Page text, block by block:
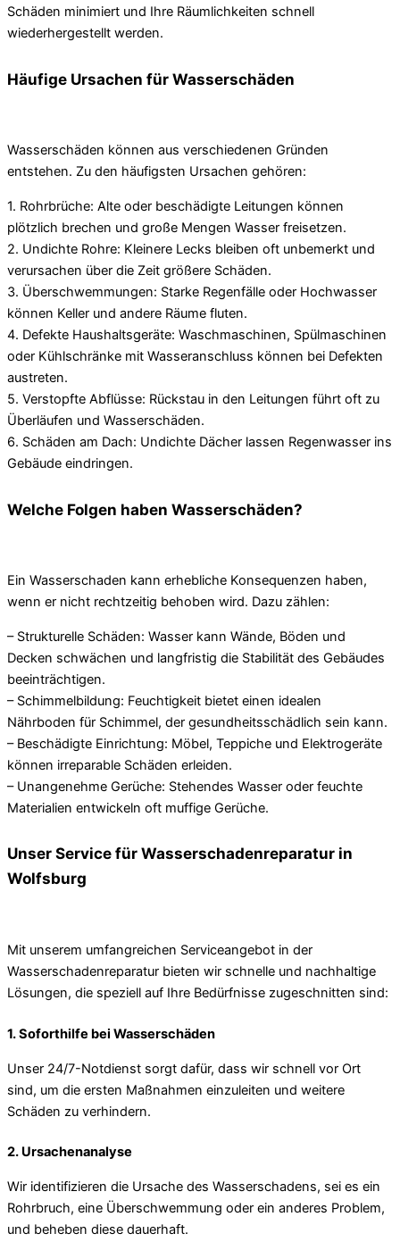
Schäden minimiert und Ihre Räumlichkeiten schnell
wiederhergestellt werden.
Häufige Ursachen für Wasserschäden
Wasserschäden können aus verschiedenen Gründen
entstehen. Zu den häufigsten Ursachen gehören:
1. Rohrbrüche: Alte oder beschädigte Leitungen können
plötzlich brechen und große Mengen Wasser freisetzen.
2. Undichte Rohre: Kleinere Lecks bleiben oft unbemerkt und
verursachen über die Zeit größere Schäden.
3. Überschwemmungen: Starke Regenfälle oder Hochwasser
können Keller und andere Räume fluten.
4. Defekte Haushaltsgeräte: Waschmaschinen, Spülmaschinen
oder Kühlschränke mit Wasseranschluss können bei Defekten
austreten.
5. Verstopfte Abflüsse: Rückstau in den Leitungen führt oft zu
Überläufen und Wasserschäden.
6. Schäden am Dach: Undichte Dächer lassen Regenwasser ins
Gebäude eindringen.
Welche Folgen haben Wasserschäden?
Ein Wasserschaden kann erhebliche Konsequenzen haben,
wenn er nicht rechtzeitig behoben wird. Dazu zählen:
– Strukturelle Schäden: Wasser kann Wände, Böden und
Decken schwächen und langfristig die Stabilität des Gebäudes
beeinträchtigen.
– Schimmelbildung: Feuchtigkeit bietet einen idealen
Nährboden für Schimmel, der gesundheitsschädlich sein kann.
– Beschädigte Einrichtung: Möbel, Teppiche und Elektrogeräte
können irreparable Schäden erleiden.
– Unangenehme Gerüche: Stehendes Wasser oder feuchte
Materialien entwickeln oft muffige Gerüche.
Unser Service für Wasserschadenreparatur in
Wolfsburg
Mit unserem umfangreichen Serviceangebot in der
Wasserschadenreparatur bieten wir schnelle und nachhaltige
Lösungen, die speziell auf Ihre Bedürfnisse zugeschnitten sind:
1. Soforthilfe bei Wasserschäden
Unser 24/7-Notdienst sorgt dafür, dass wir schnell vor Ort
sind, um die ersten Maßnahmen einzuleiten und weitere
Schäden zu verhindern.
2. Ursachenanalyse
Wir identifizieren die Ursache des Wasserschadens, sei es ein
Rohrbruch, eine Überschwemmung oder ein anderes Problem,
und beheben diese dauerhaft.